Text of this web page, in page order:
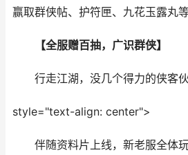
赢取群侠帖、护符匣、九花玉露丸
【全服赠百抽，广识群侠】
行走江湖，没几个得力的侠客伙
style="text-align: center">
伴随资料片上线，新老服全体